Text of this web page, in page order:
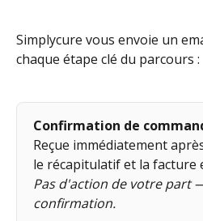
Simplycure vous envoie un
chaque étape clé du parcours :
Confirmation de
Reçue immédiatement
le récapitulatif et la facture
Pas d'action de votre part
confirmation.